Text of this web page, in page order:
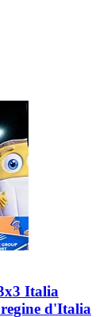
Italia
d'Italia